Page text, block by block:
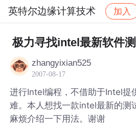
英特尔边缘计算技术 加入
社区 英特尔边缘计算技术
极力寻找intel最新软件
zhangyixian525
2007-08-17
进行Intel编程，不借助于Intel提
难。本人想找一款intel最新的测
麻烦介绍一下用法。谢谢